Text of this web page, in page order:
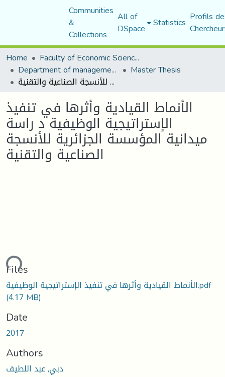
Communities
&
Collections
All of
DSpace Statistics Profils
Home
Faculty of Economic Sciences, Commerce and Management Sciences
Department of management sciences Master Thesis
الأنماط القيادية وأثرها في تنفيذ الإستراتيجية الوظيفية د راسة ميدانية المؤسسة الجزائرية للأنسجة الصناعية والتقنية
الأنماط القيادية وأثرها في تنفيذ
الإستراتيجية الوظيفية د راسة
ميدانية المؤسسة الجزائرية للأنسجة
الصناعية والتقنية
Files
الأنماط القيادية وأثرها في تنفيذ الإستراتيجية الوظيفية.pdf
(4.17 MB)
Date
2017
Authors
دبي, عبد اللطيف